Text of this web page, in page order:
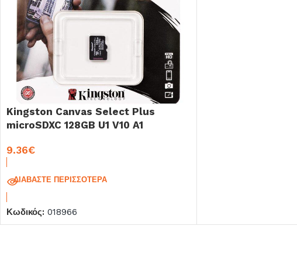
Kingston Canvas Select Plus
microSDXC 128GB U1 V10 A1
9.36€
ΔΙΑΒΆΣΤΕ ΠΕΡΙΣΣΌΤΕΡΑ
Κωδικός: 018966